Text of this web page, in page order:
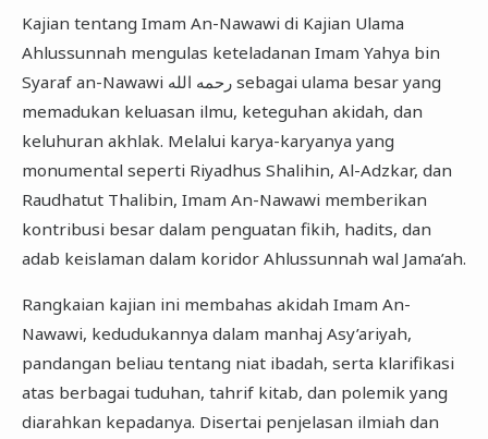
Kajian tentang Imam An-Nawawi di Kajian Ulama
Ahlussunnah mengulas keteladanan Imam Yahya bin
Syaraf an-Nawawi رحمه الله sebagai ulama besar yang
memadukan keluasan ilmu, keteguhan akidah, dan
keluhuran akhlak. Melalui karya-karyanya yang
monumental seperti Riyadhus Shalihin, Al-Adzkar, dan
Raudhatut Thalibin, Imam An-Nawawi memberikan
kontribusi besar dalam penguatan fikih, hadits, dan
adab keislaman dalam koridor Ahlussunnah wal Jama’ah.
Rangkaian kajian ini membahas akidah Imam An-
Nawawi, kedudukannya dalam manhaj Asy’ariyah,
pandangan beliau tentang niat ibadah, serta klarifikasi
atas berbagai tuduhan, tahrif kitab, dan polemik yang
diarahkan kepadanya. Disertai penjelasan ilmiah dan